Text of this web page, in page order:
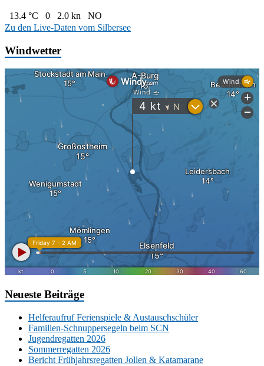
13.4 °C 0 2.0 kn
NO
Zu den Live-Daten vom Silbersee
Windwetter
Neueste Beiträge
Helferaufruf Ferienspiele & Austauschschüler
Familien-Schnuppersegeln beim SCN
Jugendregatten 2026
Sommerregatten 2026
Bericht Frühjahrsregatten Jollen & Katamarane